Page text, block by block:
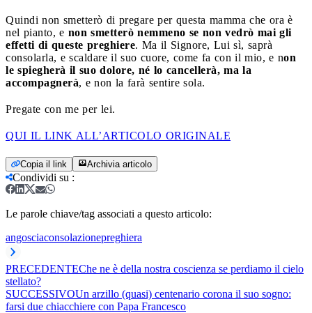
Quindi non smetterò di pregare per questa mamma che ora è
nel pianto, e non smetterò nemmeno se non vedrò mai gli
effetti di queste preghiere. Ma il Signore, Lui sì, saprà
consolarla, e scaldare il suo cuore, come fa con il mio, e non
le spiegherà il suo dolore, né lo cancellerà, ma la
accompagnerà, e non la farà sentire sola.
Pregate con me per lei.
QUI IL LINK ALL’ARTICOLO ORIGINALE
Copia il link Archivia articolo
Condividi su :
Le parole chiave/tag associati a questo articolo:
angosciaconsolazionepreghiera
PRECEDENTEChe ne è della nostra coscienza se perdiamo il cielo
stellato?
SUCCESSIVOUn arzillo (quasi) centenario corona il suo sogno:
farsi due chiacchiere con Papa Francesco